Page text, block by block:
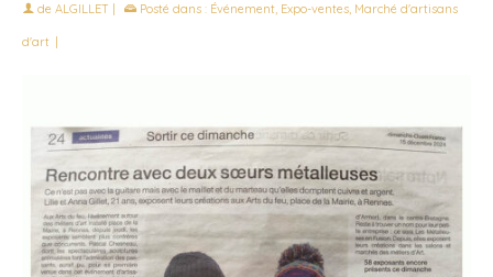
de ALGILLET Posté dans : Événement, Expo-ventes, Marché d'artisans
d'art